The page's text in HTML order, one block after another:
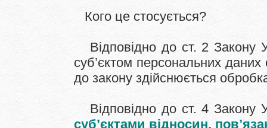
Кого це стосується?
Відповідно до ст. 2 Закону
суб’єктом персональних даних
до закону здійснюється
Відповідно до ст. 4 Закону
суб’єктами відносин,